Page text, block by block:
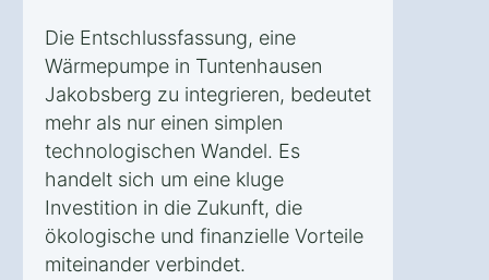
Die Entschlussfassung, eine
Wärmepumpe in Tuntenhausen
Jakobsberg zu integrieren, bedeutet
mehr als nur einen simplen
technologischen Wandel. Es
handelt sich um eine kluge
Investition in die Zukunft, die
ökologische und finanzielle Vorteile
miteinander verbindet.